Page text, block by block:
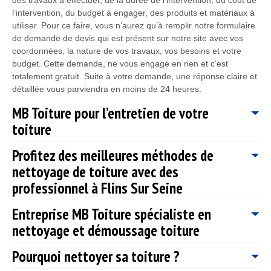
l’intervention, du budget à engager, des produits et matériaux à
utiliser. Pour ce faire, vous n’aurez qu’à remplir notre formulaire
de demande de devis qui est présent sur notre site avec vos
coordonnées, la nature de vos travaux, vos besoins et votre
budget. Cette demande, ne vous engage en rien et c’est
totalement gratuit. Suite à votre demande, une réponse claire et
détaillée vous parviendra en moins de 24 heures.
MB Toiture pour l’entretien de votre
toiture
Pour améliorer la résistance des tuiles, prévenir les fissures et
les cassures tout en préservant la couleur de celle-ci ; le
nettoyage toiture est une intervention importante ; il est
recommandé d’effectuer cette intervention au moins une fois
par ans. Pour bien entretenir votre toiture, sachez que
l’hydrofuge est la solution idéale. Il existe différents techniques
et méthodes appropriées pour chaque type de toiture et notre
problème. Ainsi, pour toute intervention en nettoyage et
Profitez des meilleures méthodes de
nettoyage de toiture avec des
professionnel à Flins Sur Seine
Concernant le nettoyage de la toiture, il existe des méthodes
très différents. La toiture peut être composé de plusieurs
matériaux. Pour que le nettoyage et le démoussage soit
efficace, il faut que les méthodes soient adaptées selon
l’ampleur des désordres et selon le type de revêtement de
Entreprise MB Toiture spécialiste en
nettoyage et démoussage toiture
Professionnel dans le domaine, notre entreprise de couverture
Pourquoi nettoyer sa toiture ?